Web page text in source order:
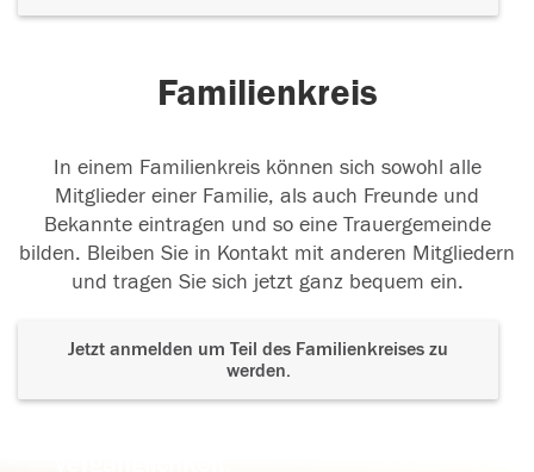
Familienkreis
In einem Familienkreis können sich sowohl alle
Mitglieder einer Familie, als auch Freunde und
Bekannte eintragen und so eine Trauergemeinde
bilden. Bleiben Sie in Kontakt mit anderen Mitgliedern
und tragen Sie sich jetzt ganz bequem ein.
Jetzt anmelden um Teil des Familienkreises zu
werden.